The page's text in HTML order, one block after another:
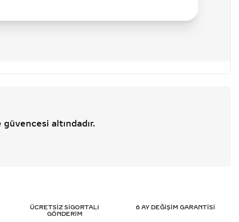
altındadır.
ÜCRETSİZ SİGORTALI
GÖNDERİM
6 AY DEĞİŞİM GARANTİSİ